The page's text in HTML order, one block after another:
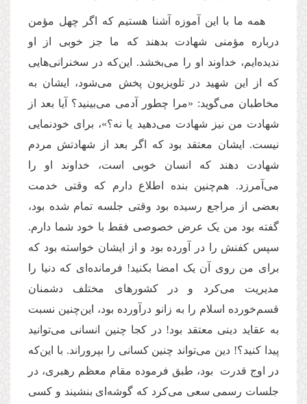
همه ‌ما با این آموزه آشنا هستیم که اگر چهل مؤمن
درباره مؤمنی شهادت بدهند که ما جز خوبی از او
ندیده‌ایم، خداوند او را می‌بخشد. این‌که در سخنرانی‌هایی
که از این شهید در تلویزیون پخش می‌شود، ایشان به
مخاطبان می‌گوید: «مرا چطور آدمی می‌بینید؟ آیا بعد از
شهادت من نیز شهادت می‌دهید یا نه؟»، برای خودنمایی
نیست. ایشان معتقد بود که اگر بعد از شهادتش مردم
شهادت دهند که انسان خوبی است، خداوند او را
می‌آمرزد. هم‌چنین بنده اطلاع دارم که وقتی خدمت
بعضی از مراجع رسیده بود وقتی جلسه تمام شده بود،‌
گفته بود من یک عرض خصوصی فقط با خود شما دارم.
سپس کفنش را در آورده بود و از ایشان خواسته بود که
برای من روی آن یک امضا بکنید! فرمانده‌ای که دنیا را
مدیریت می‌کرد و در کشورهای مختلف دشمنان
قسم‌خورده اسلام را به زانو درآورده‌ بود، این‌چنین نسبت
به عقاید دینی معتقد بود! در کجا چنین انسانی می‌توانید
پیدا ‌کنید؟! دین می‌تواند چنین کسانی را بپروراند. با این‌که
در اوج قدرت بود، ‌طبق فرموده مقام معظم رهبری، در
جلسات رسمی سعی می‌کرد که گوشه‌ای بنشیند و کسی